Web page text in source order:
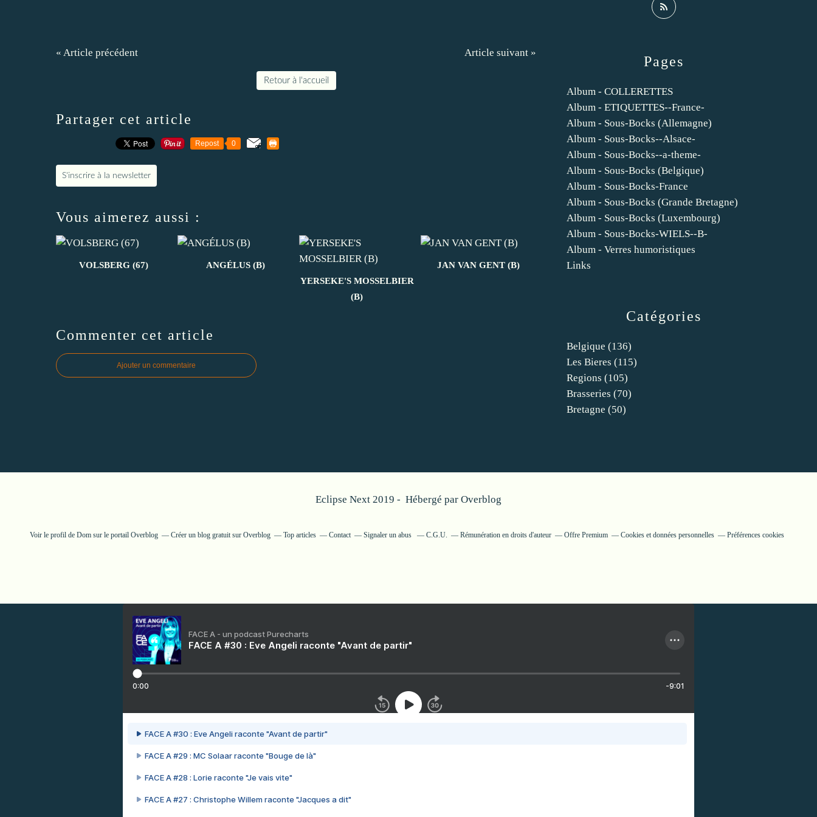
« Article précédent Article suivant »
Retour à l'accueil
Partager cet article
Repost 0
S'inscrire à la newsletter
Vous aimerez aussi :
VOLSBERG (67)
ANGÉLUS (B)
YERSEKE'S MOSSELBIER
(B)
JAN VAN GENT (B)
Commenter cet article
Ajouter un commentaire
Catégories
Belgique (136)
Les Bieres (115)
Regions (105)
Brasseries (70)
Bretagne (50)
Pages
Album - COLLERETTES
Album - ETIQUETTES--France-
Album - Sous-Bocks (Allemagne)
Album - Sous-Bocks--Alsace-
Album - Sous-Bocks--a-theme-
Album - Sous-Bocks (Belgique)
Album - Sous-Bocks-France
Album - Sous-Bocks (Grande Bretagne)
Album - Sous-Bocks (Luxembourg)
Album - Sous-Bocks-WIELS--B-
Album - Verres humoristiques
Links
Eclipse Next 2019 - Hébergé par Overblog
Voir le profil de Domsur le portail Overblog Créer un blog gratuit sur Overblog Top articles Contact Signaler un abus C.G.U. Rémunération en droits d'auteur Offre Premium Cookies et données personnelles Préférences cookies
FACE A - un podcast Purecharts
FACE A #30 : Eve Angeli raconte "Avant de partir"
0:00 -9:01
FACE A #30 : Eve Angeli raconte "Avant de partir"
FACE A #29 : MC Solaar raconte "Bouge de là"
FACE A #28 : Lorie raconte "Je vais vite"
FACE A #27 : Christophe Willem raconte "Jacques a dit"